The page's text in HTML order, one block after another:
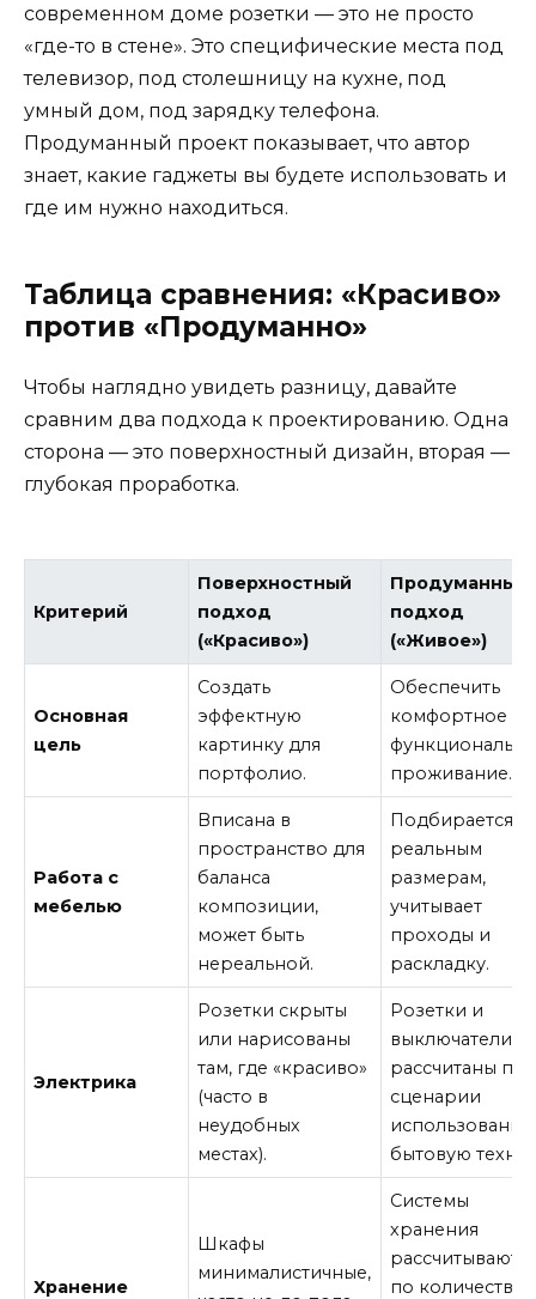
современном доме розетки — это не просто
«где-то в стене». Это специфические места под
телевизор, под столешницу на кухне, под
умный дом, под зарядку телефона.
Продуманный проект показывает, что автор
знает, какие гаджеты вы будете использовать и
где им нужно находиться.
Таблица сравнения: «Красиво»
против «Продуманно»
Чтобы наглядно увидеть разницу, давайте
сравним два подхода к проектированию. Одна
сторона — это поверхностный дизайн, вторая —
глубокая проработка.
Критерий
Поверхностный
подход
(«Красиво»)
Продуманный
подход
(«Живое»)
Основная
цель
Создать
эффектную
картинку для
портфолио.
Обеспечить
комфортное и
проживание.
Работа с
мебелью
Вписана в
пространство для
баланса
композиции,
может быть
нереальной.
Подбирается
реальным
размерам,
учитывает
проходы и
раскладку.
Электрика
Розетки скрыты
или нарисованы
там, где «красиво»
(часто в
неудобных
местах).
Розетки и
выключатели
рассчитаны
сценарии
использования
бытовую
Хранение
Шкафы
минималистичные,
Системы
хранения
по количеству